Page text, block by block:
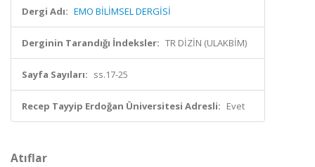
Dergi Adı: EMO BİLİMSEL DERGİSİ
Derginin Tarandığı İndeksler: TR DİZİN (ULAKBİM)
Sayfa Sayıları: ss.17-25
Recep Tayyip Erdoğan Üniversitesi Adresli: Evet
Atıflar